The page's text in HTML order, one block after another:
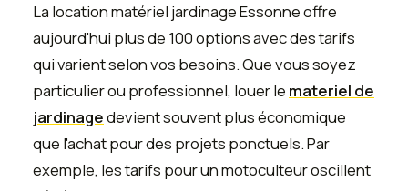
La location matériel jardinage Essonne offre
aujourd'hui plus de 100 options avec des tarifs
qui varient selon vos besoins. Que vous soyez
particulier ou professionnel, louer le materiel de
jardinagedevient souvent plus économique
que l'achat pour des projets ponctuels. Par
exemple, les tarifs pour un motoculteur oscillent